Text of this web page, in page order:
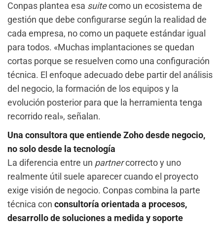
Conpas plantea esa suitecomo un ecosistema de
gestión que debe configurarse según la realidad de
cada empresa, no como un paquete estándar igual
para todos. «Muchas implantaciones se quedan
cortas porque se resuelven como una configuración
técnica. El enfoque adecuado debe partir del análisis
del negocio, la formación de los equipos y la
evolución posterior para que la herramienta tenga
recorrido real», señalan.
Una consultora que entiende Zoho desde negocio,
no solo desde la tecnología
La diferencia entre un partnercorrecto y uno
realmente útil suele aparecer cuando el proyecto
exige visión de negocio. Conpas combina la parte
técnica con consultoría orientada a procesos,
desarrollo de soluciones a medida y soporte